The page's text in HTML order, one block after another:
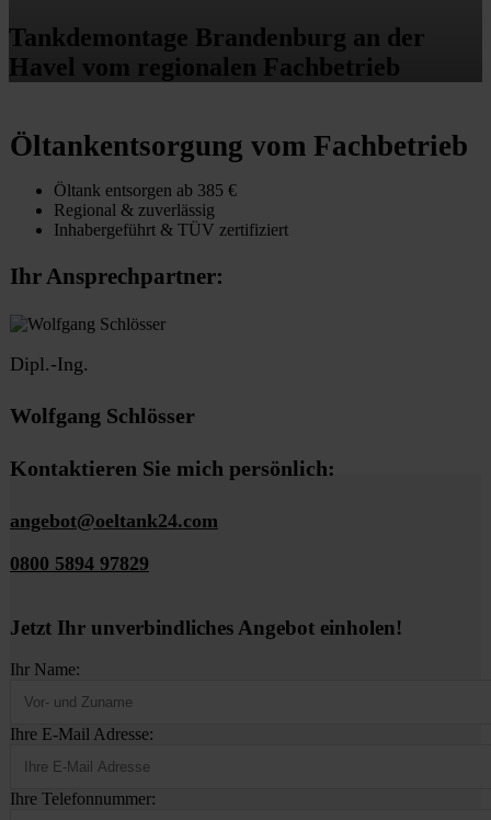
Tankdemontage Brandenburg an der
Havel vom regionalen Fachbetrieb
Öltankentsorgung vom Fachbetrieb
Öltank entsorgen ab 385 €
Regional & zuverlässig
Inhabergeführt & TÜV zertifiziert
Ihr Ansprechpartner:
Dipl.-Ing.
Wolfgang Schlösser
Kontaktieren Sie mich persönlich:
angebot@oeltank24.com
0800 5894 97829
Jetzt Ihr unverbindliches Angebot einholen!
Ihr Name:
Ihre E-Mail Adresse:
Ihre Telefonnummer: